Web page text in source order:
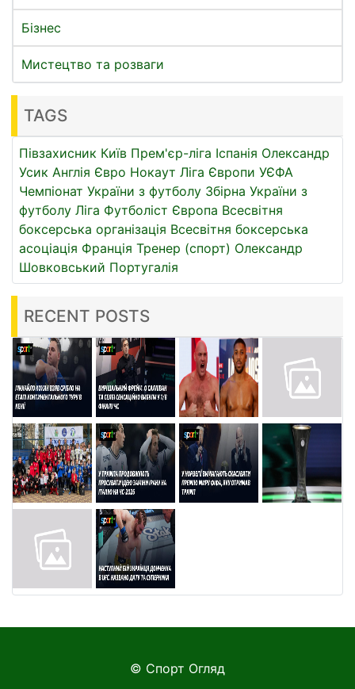
Бізнес
Мистецтво та розваги
TAGS
Півзахисник Київ Прем'єр-ліга Іспанія Олександр
Усик Англія Євро Нокаут Ліга Європи УЄФА
Чемпіонат України з футболу Збірна України з
футболу Ліга Футболіст Європа Всесвітня
боксерська організація Всесвітня боксерська
асоціація Франція Тренер (спорт) Олександр
Шовковський Португалія
RECENT POSTS
© Спорт Огляд